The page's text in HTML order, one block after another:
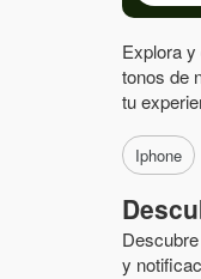
Explora
tonos de
tu
Iphone
y